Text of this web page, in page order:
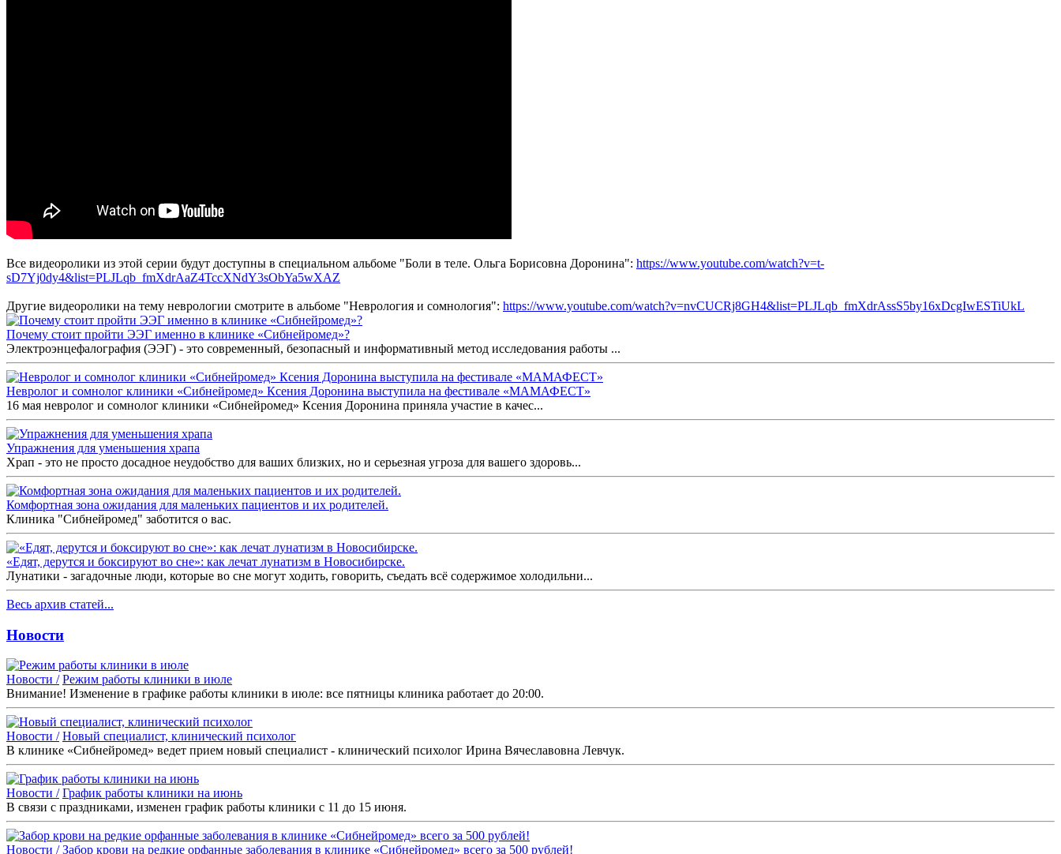
Все видеоролики из этой серии будут доступны в специальном альбоме "Боли в теле. Ольга Борисовна Доронина": https://www.youtube.com/watch?v=t-
sD7Yj0dy4&list=PLJLqb_fmXdrAaZ4TccXNdY3sObYa5wXAZ
Другие видеоролики на тему неврологии смотрите в альбоме "Неврология и сомнология": https://www.youtube.com/watch?v=nvCUCRj8GH4&list=PLJLqb_fmXdrAssS5by16xDcgIwESTiUkL
Почему стоит пройти ЭЭГ именно в клинике «Сибнейромед»?
Электроэнцефалография (ЭЭГ) - это современный, безопасный и информативный метод исследования работы ...
Невролог и сомнолог клиники «Сибнейромед» Ксения Доронина выступила на фестивале «МАМАФЕСТ»
16 мая невролог и сомнолог клиники «Сибнейромед» Ксения Доронина приняла участие в качес...
Упражнения для уменьшения храпа
Храп - это не просто досадное неудобство для ваших близких, но и серьезная угроза для вашего здоровь...
Комфортная зона ожидания для маленьких пациентов и их родителей.
Клиника "Сибнейромед" заботится о вас.
«Едят, дерутся и боксируют во сне»: как лечат лунатизм в Новосибирске.
Лунатики - загадочные люди, которые во сне могут ходить, говорить, съедать всё содержимое холодильни...
Весь архив статей...
Новости
Новости / Режим работы клиники в июле
Внимание! Изменение в графике работы клиники в июле: все пятницы клиника работает до 20:00.
Новости / Новый специалист, клинический психолог
В клинике «Сибнейромед» ведет прием новый специалист - клинический психолог Ирина Вячеславовна Левчук.
Новости / График работы клиники на июнь
В связи с праздниками, изменен график работы клиники с 11 до 15 июня.
Новости / Забор крови на редкие орфанные заболевания в клинике «Сибнейромед» всего за 500 рублей!